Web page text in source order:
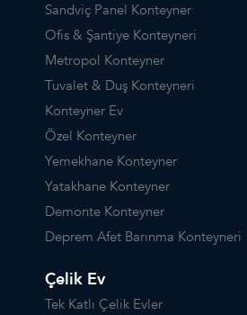
Sandviç Panel Konteyner
Ofis & Şantiye Konteyneri
Metropol Konteyner
Tuvalet & Duş Konteyneri
Konteyner Ev
Özel Konteyner
Yemekhane Konteyner
Yatakhane Konteyner
Demonte Konteyner
Deprem Afet Barınma Konteyneri
Çelik Ev
Tek Katlı Çelik Evler